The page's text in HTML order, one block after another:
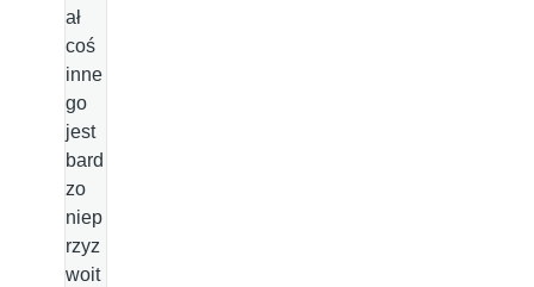
ał
coś
inne
go
jest
bard
zo
niep
rzyz
woit